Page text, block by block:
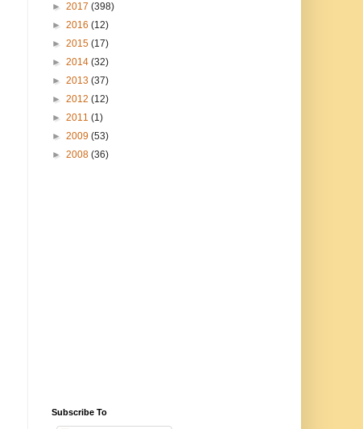
► 2017 (398)
► 2016 (12)
► 2015 (17)
► 2014 (32)
► 2013 (37)
► 2012 (12)
► 2011 (1)
► 2009 (53)
► 2008 (36)
Subscribe To